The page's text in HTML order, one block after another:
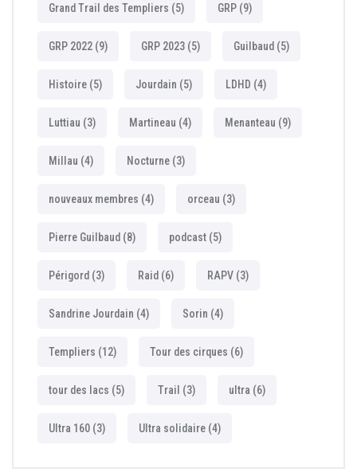
Grand Trail des Templiers (5) GRP (9)
GRP 2022 (9) GRP 2023 (5) Guilbaud (5)
Histoire (5) Jourdain (5) LDHD (4)
Luttiau (3) Martineau (4) Menanteau (9)
Millau (4) Nocturne (3)
nouveaux membres (4) orceau (3)
Pierre Guilbaud (8) podcast (5)
Périgord (3) Raid (6) RAPV (3)
Sandrine Jourdain (4) Sorin (4)
Templiers (12) Tour des cirques (6)
tour des lacs (5) Trail (3) ultra (6)
Ultra 160 (3) Ultra solidaire (4)